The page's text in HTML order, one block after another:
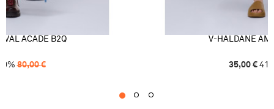
ACADE B2Q
% 80,00€
V-HALDANE
35,00 € 41